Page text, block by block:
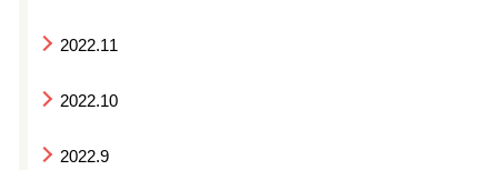
2022.11
2022.10
2022.9